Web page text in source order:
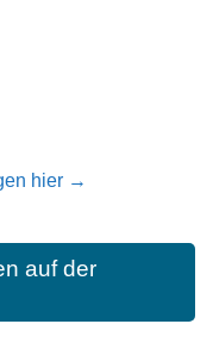
hier →
auf der